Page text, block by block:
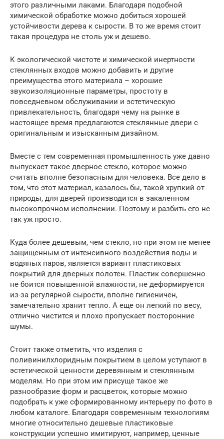
этого различными лаками. Благодаря подобной
химической обработке можно добиться хорошей
устойчивости дерева к сырости. В то же время стоит
такая процедура не столь уж и дешево.
К экологической чистоте и химической инертности
стеклянных входов можно добавить и другие
преимущества этого материала – хорошие
звукоизоляционные параметры, простоту в
повседневном обслуживании и эстетическую
привлекательность, благодаря чему на рынке в
настоящее время предлагаются стеклянные двери с
оригинальным и изысканным дизайном.
Вместе с тем современная промышленность уже давно
выпускает такое дверное стекло, которое можно
считать вполне безопасным для человека. Все дело в
том, что этот материал, казалось бы, такой хрупкий от
природы, для дверей производится в закаленном
высокопрочном исполнении. Поэтому и разбить его не
так уж просто.
Куда более дешевым, чем стекло, но при этом не менее
защищенным от интенсивного воздействия воды и
водяных паров, является вариант пластиковых
покрытий для дверных полотен. Пластик совершенно
не боится повышенной влажности, не деформируется
из-за регулярной сырости, вполне гигиеничен,
замечательно хранит тепло. А еще он легкий по весу,
отлично чистится и плохо пропускает посторонние
шумы.
Стоит также отметить, что изделия с
поливинилхлоридным покрытием в целом уступают в
эстетической ценности деревянным и стеклянным
моделям. Но при этом им присуще такое же
разнообразие форм и расцветок, которые можно
подобрать к уже сформированному интерьеру по фото в
любом каталоге. Благодаря современным технологиям
многие относительно дешевые пластиковые
конструкции успешно имитируют, например, ценные